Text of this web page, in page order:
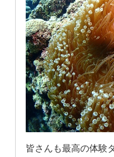
皆さんも最高の体験